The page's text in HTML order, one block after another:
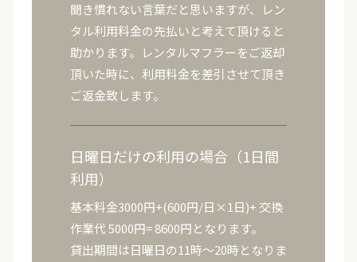
聞き慣れない言葉だと思いますが、レン
タル利用料金の先払いと考えて頂けると
助かります。レンタルマフラーをご返却
頂いた時に、利用料金を差引させて頂き
ご返金致します。
日曜日だけの利用の場合（1日間
利用）
基本料金3000円+(600円/日×1日)+ 交換
作業代 5000円= 8600円となります。
貸出期間は日曜日の11時〜20時となりま